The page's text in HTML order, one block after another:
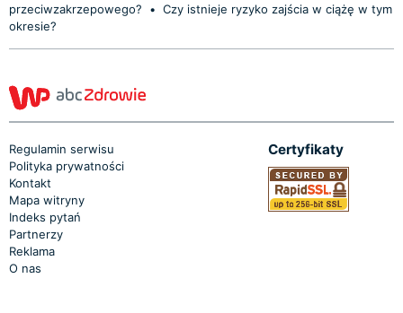
przeciwzakrzepowego?
• Czy istnieje ryzyko zajścia w ciążę w tym
okresie?
Regulamin serwisu
Polityka prywatności
Kontakt
Mapa witryny
Indeks pytań
Partnerzy
Reklama
O nas
Certyfikaty